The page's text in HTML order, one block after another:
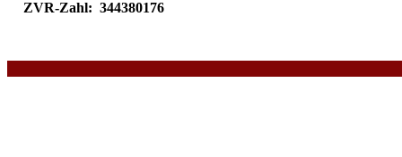
ZVR-Zahl: 344380176